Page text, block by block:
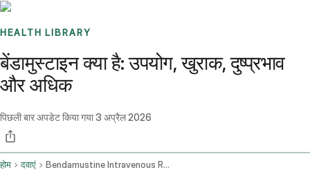
HEALTH LIBRARY
बेंडामुस्टाइन क्या है: उपयोग, खुराक, दुष्प्रभाव
और अधिक
पिछली बार अपडेट किया गया3 अप्रैल 2026
होम दवाएं Bendamustine Intravenous Route